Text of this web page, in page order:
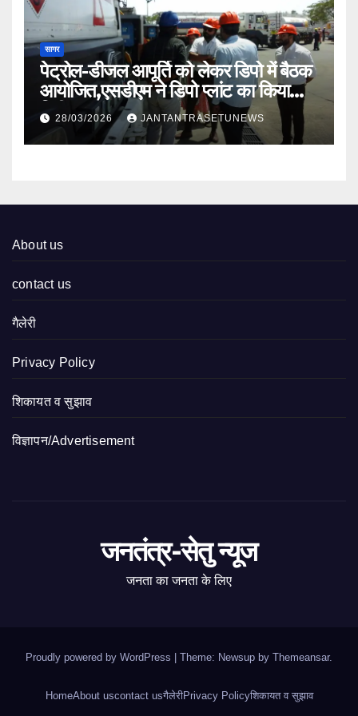
सागर
पेट्रोल-डीजल आपूर्ति को लेकर डिपो में बैठक
आयोजित,एसडीएम ने डिपो प्लांट का किया
निरीक्षण
28/03/2026 JANTANTRASETUNEWS
About us
contact us
गैलेरी
Privacy Policy
शिकायत व सुझाव
विज्ञापन/Advertisement
जनतंत्र-सेतु न्यूज
जनता का जनता के लिए
Proudly powered by WordPress | Theme: Newsup by Themeansar.
HomeAbout uscontact usगैलेरीPrivacy Policyशिकायत व सुझाव